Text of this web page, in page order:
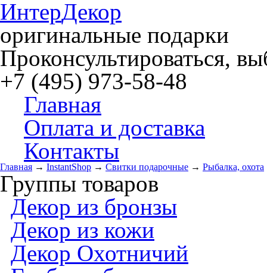
ИнтерДекор
оригинальные подарки
Проконсультироваться,
+7 (495) 973-58-48
Главная
Оплата и доставка
Контакты
Главная → InstantShop → Свитки подарочные → Рыбалка, охота
Группы товаров
Декор из бронзы
Декор из кожи
Декор Охотничий